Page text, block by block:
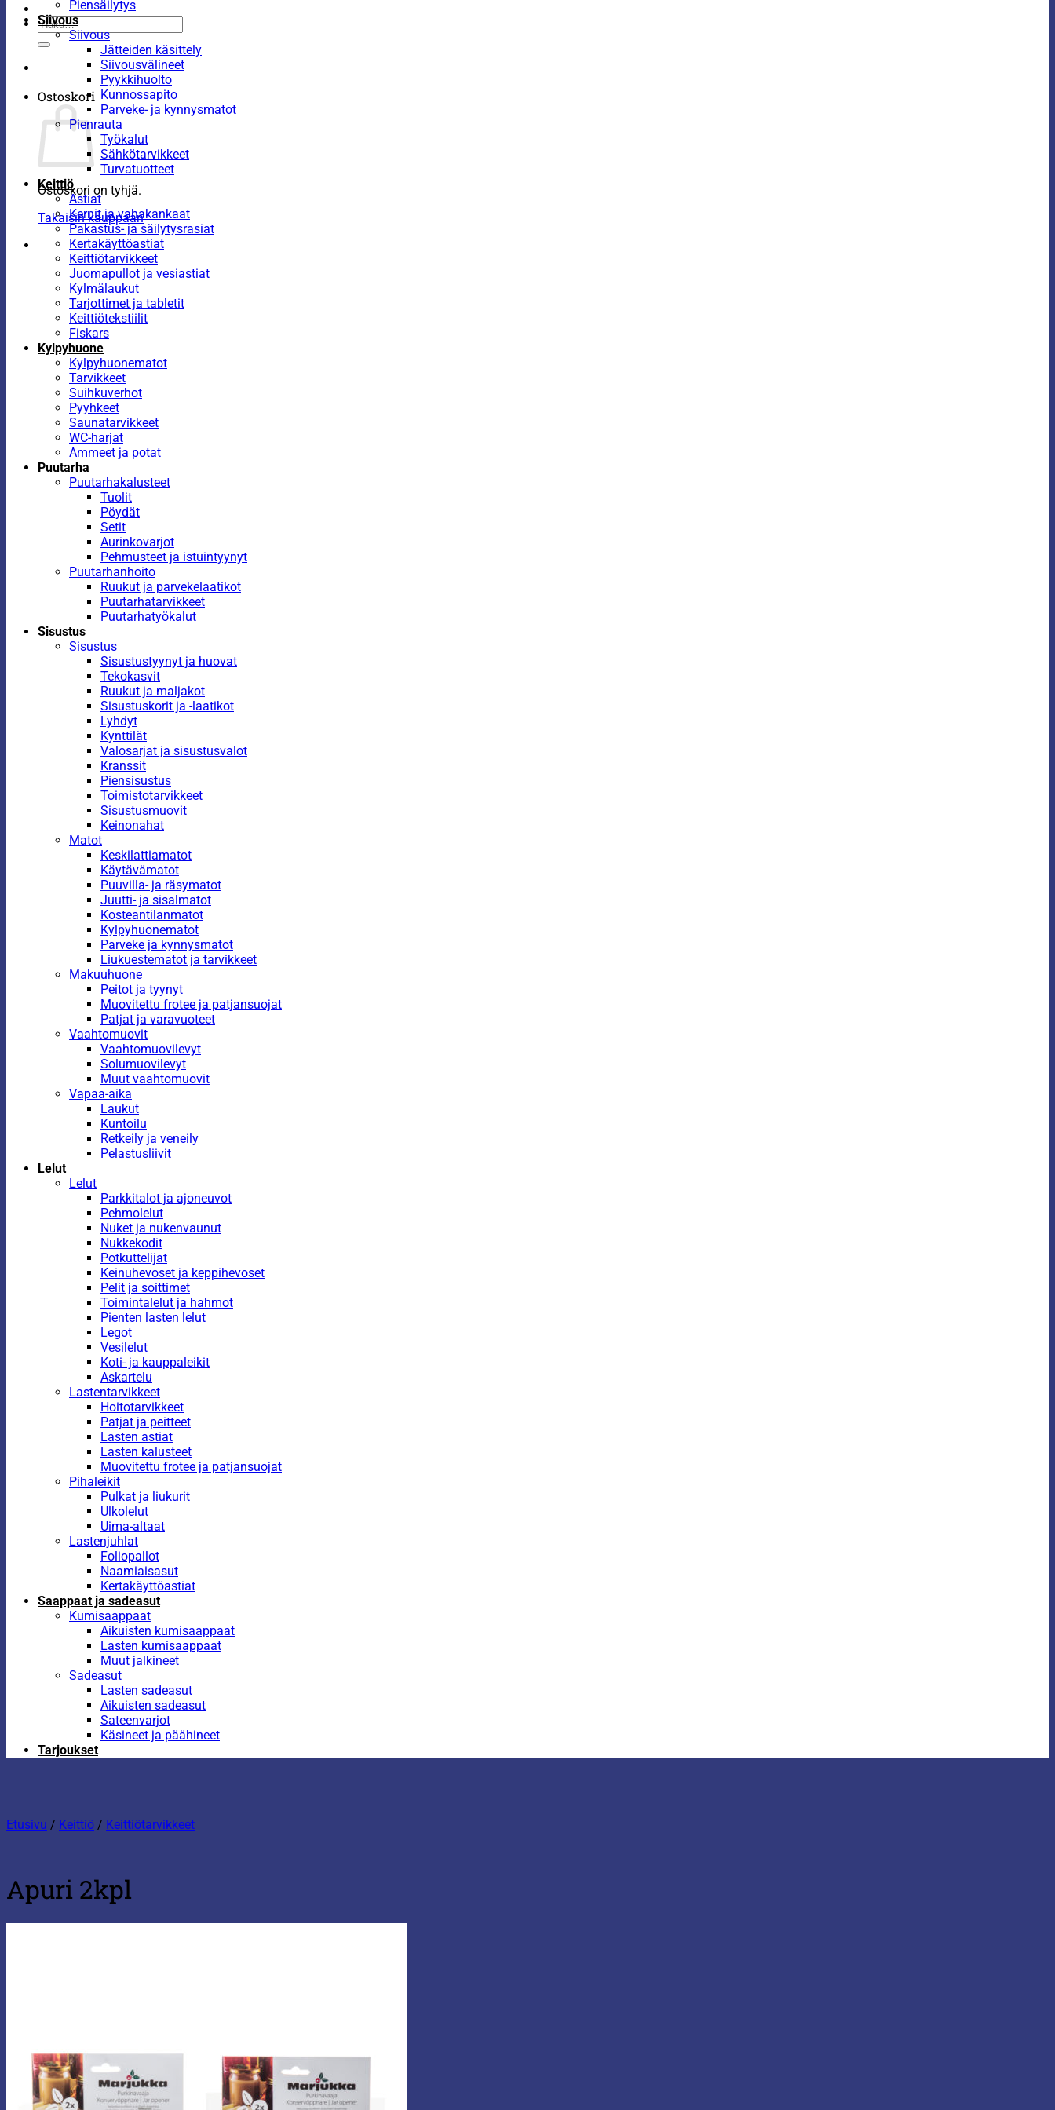
Etsi:
Ostoskori
Ostoskori on tyhjä.
Takaisin kauppaan
Piensäilytys
Siivous
Siivous
Jätteiden käsittely
Siivousvälineet
Pyykkihuolto
Kunnossapito
Parveke- ja kynnysmatot
Pienrauta
Työkalut
Sähkötarvikkeet
Turvatuotteet
Keittiö
Astiat
Kernit ja vahakankaat
Pakastus- ja säilytysrasiat
Kertakäyttöastiat
Keittiötarvikkeet
Juomapullot ja vesiastiat
Kylmälaukut
Tarjottimet ja tabletit
Keittiötekstiilit
Fiskars
Kylpyhuone
Kylpyhuonematot
Tarvikkeet
Suihkuverhot
Pyyhkeet
Saunatarvikkeet
WC-harjat
Ammeet ja potat
Puutarha
Puutarhakalusteet
Tuolit
Pöydät
Setit
Aurinkovarjot
Pehmusteet ja istuintyynyt
Puutarhanhoito
Ruukut ja parvekelaatikot
Puutarhatarvikkeet
Puutarhatyökalut
Sisustus
Sisustus
Sisustustyynyt ja huovat
Tekokasvit
Ruukut ja maljakot
Sisustuskorit ja -laatikot
Lyhdyt
Kynttilät
Valosarjat ja sisustusvalot
Kranssit
Piensisustus
Toimistotarvikkeet
Sisustusmuovit
Keinonahat
Matot
Keskilattiamatot
Käytävämatot
Puuvilla- ja räsymatot
Juutti- ja sisalmatot
Kosteantilanmatot
Kylpyhuonematot
Parveke ja kynnysmatot
Liukuestematot ja tarvikkeet
Makuuhuone
Peitot ja tyynyt
Muovitettu frotee ja patjansuojat
Patjat ja varavuoteet
Vaahtomuovit
Vaahtomuovilevyt
Solumuovilevyt
Muut vaahtomuovit
Vapaa-aika
Laukut
Kuntoilu
Retkeily ja veneily
Pelastusliivit
Lelut
Lelut
Parkkitalot ja ajoneuvot
Pehmolelut
Nuket ja nukenvaunut
Nukkekodit
Potkuttelijat
Keinuhevoset ja keppihevoset
Pelit ja soittimet
Toimintalelut ja hahmot
Pienten lasten lelut
Legot
Vesilelut
Koti- ja kauppaleikit
Askartelu
Lastentarvikkeet
Hoitotarvikkeet
Patjat ja peitteet
Lasten astiat
Lasten kalusteet
Muovitettu frotee ja patjansuojat
Pihaleikit
Pulkat ja liukurit
Ulkolelut
Uima-altaat
Lastenjuhlat
Foliopallot
Naamiaisasut
Kertakäyttöastiat
Saappaat ja sadeasut
Kumisaappaat
Aikuisten kumisaappaat
Lasten kumisaappaat
Muut jalkineet
Sadeasut
Lasten sadeasut
Aikuisten sadeasut
Sateenvarjot
Käsineet ja päähineet
Tarjoukset
Etusivu / Keittiö / Keittiötarvikkeet
Apuri 2kpl